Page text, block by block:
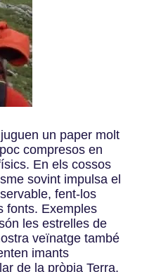
un paper molt
compresos en
En els cossos
sovint impulsa el
fent-los
fonts. Exemples
les estrelles de
veïnatge també
imants
de la pròpia Terra.